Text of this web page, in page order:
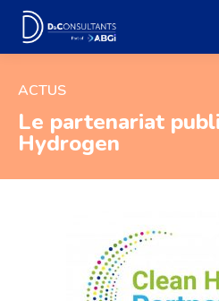
ACTUS
Le partenariat
Hydrogen